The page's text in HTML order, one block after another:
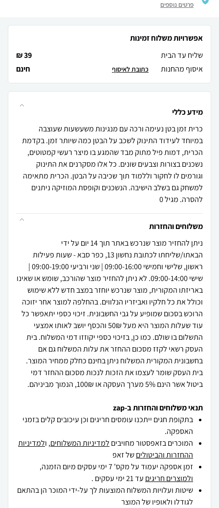
פרטים נוספים
אפשרויות משלוח זמינות
שליח עד הבית
39 ₪
איסוף מהחנות
חינם כתובת לאיסוף
מידע כללי
כרית זמן בטן נעימה ורכה עם מנגינות משעשעות שעוצבה
במיוחד לעידוד התינוק לשכב על הבטן כמה שיותר זמן. בקדמת
הכרית, דמות פיל מתוק מבד שהמגע בו מיצר רעשי קמטוטים,
נשכנים בצורות וצבעים שונים. כל אלו מסקרנים את התינוק
וגורמים לו לחקור וללמוד תוך שכיבה על הבטן. הכרית מתאימה
למשחק גם בשלב הישיבה. הנשכנים וקופסת המוזיקה ניתנים
להסרה. מגיל 0
משלוחים והחזרות
ניתן להחזיר מוצר שנרכש באתר תוך 14 יום על ידי
הבאתו/שליחתו לכתובת נחשון 13, כפר סבא - שעות פעילות
ראשון, שלישי וחמישי 09:00-16:00 | שני ורביעי 09:00-19:00 |
שישי 09:00-14:00. לא ניתן להחזיר מוצר שהורכב, שומש או שאינו
באריזתו המקורית, מוצר שנרכש יוחזר במצב חדש ללא שימוש
וכולל את כל חלקיו ואביזריו הנלווים. בהחלפה למוצר אחר יזוכה
הרוכש בסכום שמופיע על גבי החשבונית. זיכוי כספי יתאפשר כל
עוד שעלות המוצר היא מעל 50₪ והכסף יושב לאותו אמצעי
התשלום בו שולם. כמו כן, בזיכוי כספי יקוזזו דמי המשלוח. בית
העסק רשאי לקזז מסכום ההחזר את עלות המשלוח גם אם
בחשבונית המקורית המשלוח ניתן בחינם כחלק ממחיר המוצר.
בית העסק שומר לעצמו את הזכות לנכות מסכום ההחזר דמי
ביטול אשר הינם 5% מערך העסקה או 100₪, הנמוך מביניהם.
תנאי משלוחים והחזרות ב-zap
בתקופת חגים ייתכנו עומסים חריגים וכן עיכובים קלים בזמני
האספקה.
המוכרים בזאפסטור מחויבים למדיניות המשלוחים, ולמדיניות
ההחזרות והביטוליםשל זאפ
זמן אספקה יעמוד על מקס' 7 ימי עסקים מיום הזמנה,
ולמוצרים חריגים עד 21 ימי עסקים .
שיטות ועלויות המשלוח המוצעות לך על-ידי המוכר הן בהתאם
לגודלו ולאופיו של המוצר